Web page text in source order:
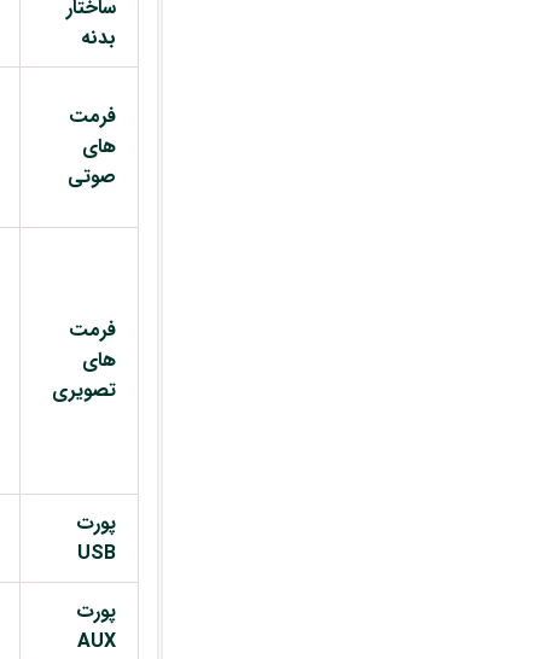
ساختار
بدنه
فرمت
های
صوتی
فرمت
های
تصویری
پورت
USB
پورت
AUX